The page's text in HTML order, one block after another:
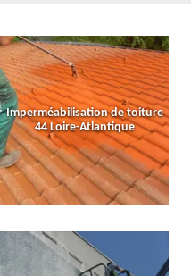
Imperméabilisation de toiture
44 Loire-Atlantique